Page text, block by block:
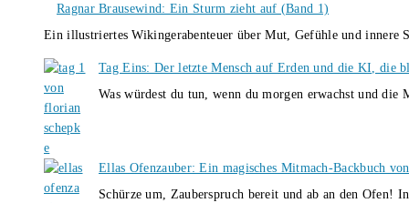
Ragnar Brausewind: Ein Sturm zieht auf (Band 1)
Ein illustriertes Wikingerabenteuer über Mut, Gefühle und
Tag Eins: Der letzte Mensch auf Erden und die KI, die
Was würdest du tun, wenn du morgen erwachst und
Ellas Ofenzauber: Ein magisches Mitmach-Backbuch
Schürze um, Zauberspruch bereit und ab an den Ofen!